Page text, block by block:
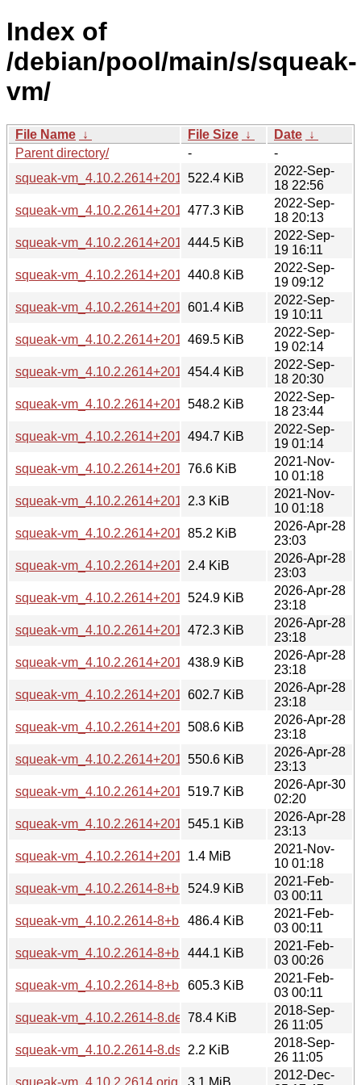
Index of
/debian/pool/main/s/squeak-
vm/
File Name ↓ File Size ↓ Date ↓
Parent directory/
-
-
squeak-vm_4.10.2.2614+20120917~dfsg-1+b1_amd64.deb
522.4 KiB
2022-Sep-
18 22:56
squeak-vm_4.10.2.2614+20120917~dfsg-1+b1_arm64.deb
477.3 KiB
2022-Sep-
18 20:13
squeak-vm_4.10.2.2614+20120917~dfsg-1+b1_armel.deb
444.5 KiB
2022-Sep-
19 16:11
squeak-vm_4.10.2.2614+20120917~dfsg-1+b1_armhf.deb
440.8 KiB
2022-Sep-
19 09:12
squeak-vm_4.10.2.2614+20120917~dfsg-1+b1_i386.deb
601.4 KiB
2022-Sep-
19 10:11
squeak-vm_4.10.2.2614+20120917~dfsg-
469.5 KiB
2022-Sep-
19 02:14
squeak-vm_4.10.2.2614+20120917~dfsg-1+b1_mipsel.deb
454.4 KiB
2022-Sep-
18 20:30
squeak-vm_4.10.2.2614+20120917~dfsg-1+b1_ppc64el.deb
548.2 KiB
2022-Sep-
18 23:44
squeak-vm_4.10.2.2614+20120917~dfsg-1+b1_s390x.deb
494.7 KiB
2022-Sep-
19 01:14
squeak-vm_4.10.2.2614+20120917~dfsg-1.debian.tar.xz
76.6 KiB
2021-Nov-
10 01:18
squeak-vm_4.10.2.2614+20120917~dfsg-1.dsc
2.3 KiB
2021-Nov-
10 01:18
squeak-vm_4.10.2.2614+20120917~dfsg-3.1.debian.tar.xz
85.2 KiB
2026-Apr-28
23:03
squeak-vm_4.10.2.2614+20120917~dfsg-3.1.dsc
2.4 KiB
2026-Apr-28
23:03
squeak-vm_4.10.2.2614+20120917~dfsg-3.1_amd64.deb
524.9 KiB
2026-Apr-28
23:18
squeak-vm_4.10.2.2614+20120917~dfsg-3.1_arm64.deb
472.3 KiB
2026-Apr-28
23:18
squeak-vm_4.10.2.2614+20120917~dfsg-3.1_armhf.deb
438.9 KiB
2026-Apr-28
23:18
squeak-vm_4.10.2.2614+20120917~dfsg-3.1_i386.deb
602.7 KiB
2026-Apr-28
23:18
squeak-vm_4.10.2.2614+20120917~dfsg-3.1_loong64.deb
508.6 KiB
2026-Apr-28
23:18
squeak-vm_4.10.2.2614+20120917~dfsg-3.1_ppc64el.deb
550.6 KiB
2026-Apr-28
23:13
squeak-vm_4.10.2.2614+20120917~dfsg-3.1_riscv64.deb
519.7 KiB
2026-Apr-30
02:20
squeak-vm_4.10.2.2614+20120917~dfsg-3.1_s390x.deb
545.1 KiB
2026-Apr-28
23:13
squeak-vm_4.10.2.2614+20120917~dfsg.orig.tar.xz
1.4 MiB
2021-Nov-
10 01:18
squeak-vm_4.10.2.2614-8+b1_amd64.deb
524.9 KiB
2021-Feb-
03 00:11
squeak-vm_4.10.2.2614-8+b1_arm64.deb
486.4 KiB
2021-Feb-
03 00:11
squeak-vm_4.10.2.2614-8+b1_armhf.deb
444.1 KiB
2021-Feb-
03 00:26
squeak-vm_4.10.2.2614-8+b1_i386.deb
605.3 KiB
2021-Feb-
03 00:11
squeak-vm_4.10.2.2614-8.debian.tar.xz
78.4 KiB
2018-Sep-
26 11:05
squeak-vm_4.10.2.2614-8.dsc 2.2 KiB
2018-Sep-
26 11:05
squeak-vm_4.10.2.2614.orig.tar.gz
3.1 MiB
2012-Dec-